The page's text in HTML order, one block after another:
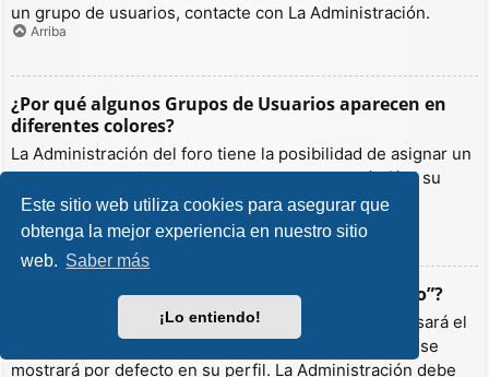
Este sitio web utiliza cookies para asegurar que
obtenga la mejor experiencia en nuestro sitio
web. Saber más
¡Lo entiendo!
un grupo de usuarios, contacte con La Administración.
Arriba
¿Por qué algunos Grupos de Usuarios aparecen en
diferentes colores?
La Administración del foro tiene la posibilidad de asignar un
color a los usuarios de un grupo para hacer más fácil su
identificación.
Arriba
¿Qué es un “Grupo de Usuarios predeterminado”?
Si es miembro de más de un grupo por defecto, se usará el
“predeterminado” para determinar qué color y rango se
mostrará por defecto en su perfil. La Administración debe